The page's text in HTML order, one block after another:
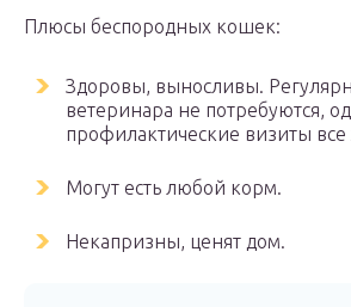
Плюсы беспородных кошек:
Здоровы, выносливы.
ветеринара не потребуются,
профилактические визиты
Могут есть любой корм.
Некапризны, ценят дом.